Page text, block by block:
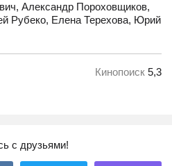
Александр Пороховщиков,
Рубеко, Елена Терехова, Юрий
Кинопоиск 5,3
с друзьями!